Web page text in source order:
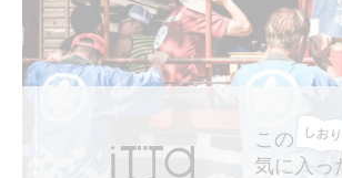
この
気に入っ